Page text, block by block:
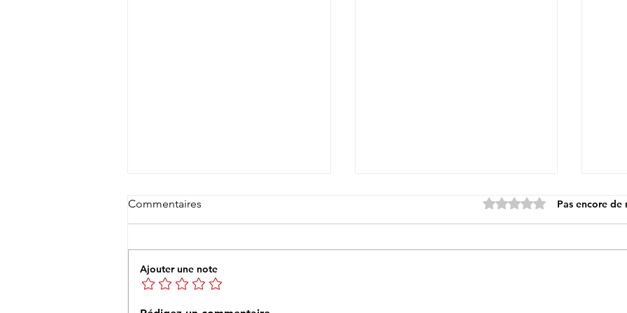
Commentaires Noté 0 étoile sur 5.Pas encore de
Ajouter une note